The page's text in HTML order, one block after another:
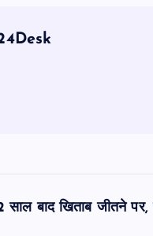
साल बाद खिताब जीतने